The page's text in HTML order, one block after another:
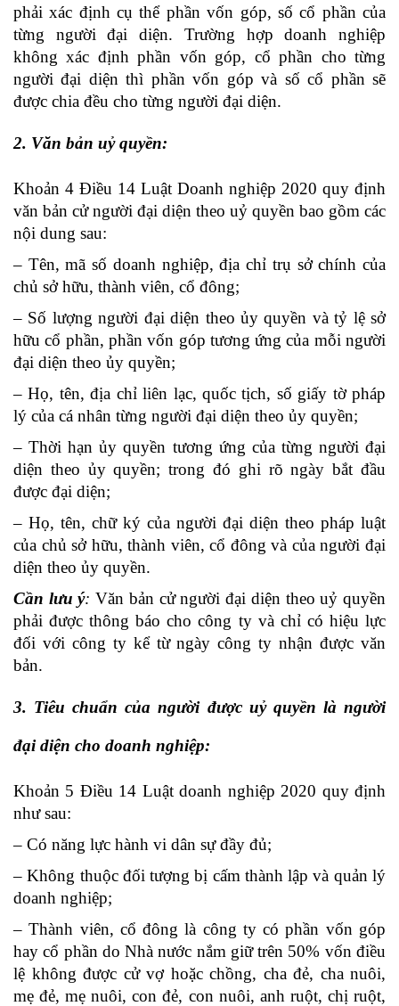
phải xác định cụ thể phần vốn góp, số cổ phần của
từng người đại diện. Trường hợp doanh nghiệp
không xác định phần vốn góp, cổ phần cho từng
người đại diện thì phần vốn góp và số cổ phần sẽ
được chia đều cho từng người đại diện.
2. Văn bản uỷ quyền:
Khoản 4 Điều 14 Luật Doanh nghiệp 2020 quy định
văn bản cử người đại diện theo uỷ quyền bao gồm các
nội dung sau:
– Tên, mã số doanh nghiệp, địa chỉ trụ sở chính của
chủ sở hữu, thành viên, cổ đông;
– Số lượng người đại diện theo ủy quyền và tỷ lệ sở
hữu cổ phần, phần vốn góp tương ứng của mỗi người
đại diện theo ủy quyền;
– Họ, tên, địa chỉ liên lạc, quốc tịch, số giấy tờ pháp
lý của cá nhân từng người đại diện theo ủy quyền;
– Thời hạn ủy quyền tương ứng của từng người đại
diện theo ủy quyền; trong đó ghi rõ ngày bắt đầu
được đại diện;
– Họ, tên, chữ ký của người đại diện theo pháp luật
của chủ sở hữu, thành viên, cổ đông và của người đại
diện theo ủy quyền.
Cần lưu ý: Văn bản cử người đại diện theo uỷ quyền
phải được thông báo cho công ty và chỉ có hiệu lực
đối với công ty kể từ ngày công ty nhận được văn
bản.
3. Tiêu chuẩn của người được uỷ quyền là người
đại diện cho doanh nghiệp:
Khoản 5 Điều 14 Luật doanh nghiệp 2020 quy định
như sau:
– Có năng lực hành vi dân sự đầy đủ;
– Không thuộc đối tượng bị cấm thành lập và quản lý
doanh nghiệp;
– Thành viên, cổ đông là công ty có phần vốn góp
hay cổ phần do Nhà nước nắm giữ trên 50% vốn điều
lệ không được cử vợ hoặc chồng, cha đẻ, cha nuôi,
mẹ đẻ, mẹ nuôi, con đẻ, con nuôi, anh ruột, chị ruột,